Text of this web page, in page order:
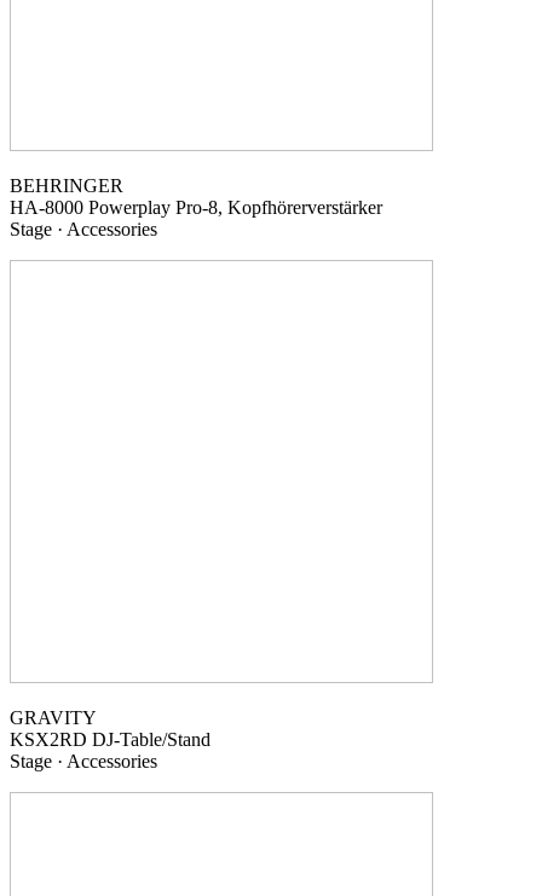
BEHRINGER
HA-8000 Powerplay Pro-8, Kopfhörerverstärker
Stage · Accessories
GRAVITY
KSX2RD DJ-Table/Stand
Stage · Accessories